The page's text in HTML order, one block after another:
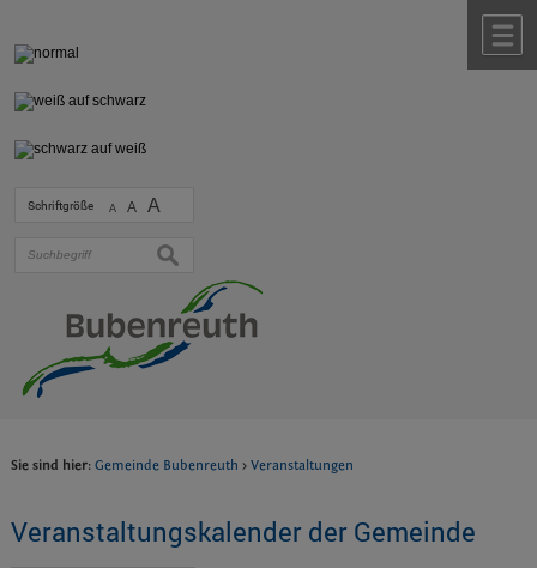
Schriftgröße A A A
suchen
Sie sind hier: Gemeinde Bubenreuth > Veranstaltungen
Veranstaltungskalender der Gemeinde